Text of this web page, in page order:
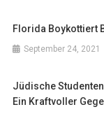
Florida Boykottiert
September 24, 2021
Jüdische
Ein Kraftvoller